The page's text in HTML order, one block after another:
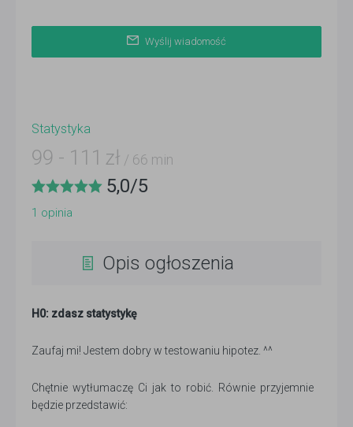
Wyślij wiadomość
Statystyka
99 - 111 zł / 66 min
5,0/5
1 opinia
Opis ogłoszenia
H0: zdasz statystykę
Zaufaj mi! Jestem dobry w testowaniu hipotez. ^^
Chętnie wytłumaczę Ci jak to robić. Równie przyjemnie
będzie przedstawić: